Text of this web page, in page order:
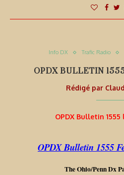
Info DX Trafic Radio
OPDX BULLETIN
Rédigé par
OPDX Bulletin 1555
OPDX Bulletin 1555
The Ohio/Penn Dx